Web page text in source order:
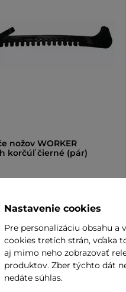
nožov WORKER
korčúľ čierné (pár)
+ Pridať do košíka
Nastavenie cookies
Pre personalizáciu obsahu a
cookies tretích strán, vďaka
aj mimo neho zobrazovať
produktov. Zber týchto dát
nedáte súhlas.